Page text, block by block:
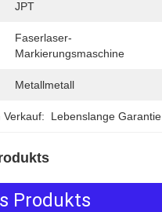
JPT
Faserlaser-
Markierungsmaschine
Metallmetall
Verkauf: Lebenslange Garantie
Produkts